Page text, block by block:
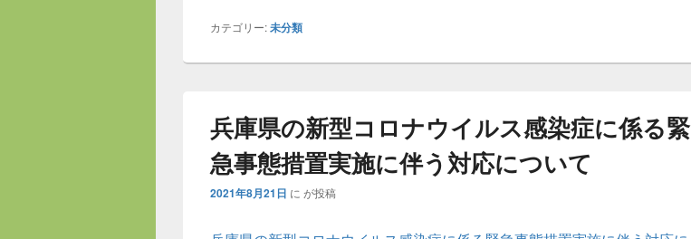
カテゴリー:未分類
兵庫県の新型コロナウイルス感染症に係る緊
急事態措置実施に伴う対応について
2021年8月21日 に が投稿